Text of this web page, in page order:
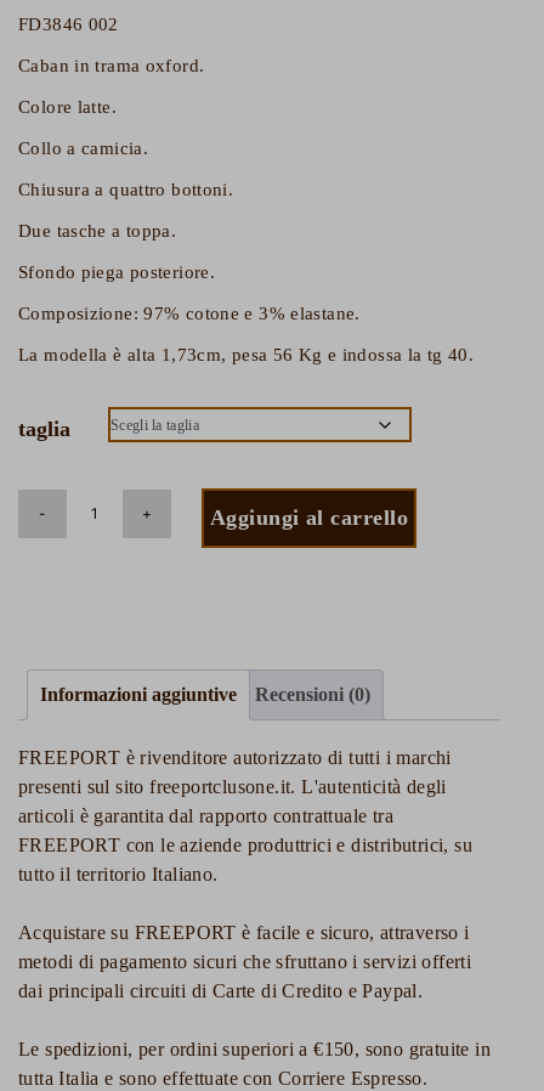
Iscriviti alla Newsletter e ricevi uno sconto del
10% sul tuo primo ordine!
Ottieni lo sconto e rimani aggiornato su tutte le ultime
Uomo Donna
Ho letto e sono d'accordo con con laPrivacy Policy
Lo sconto non è cumulabile con altre promozioni ed è valido
era:
328,00 €.
è:
FD3846 002
Caban in trama oxford.
Colore latte.
Collo a camicia.
Chiusura a quattro bottoni.
Due tasche a toppa.
Sfondo piega posteriore.
Composizione: 97% cotone e 3% elastane.
La modella è alta 1,73cm, pesa 56 Kg e indossa la tg 40.
taglia
Aggiungi al carrello
Informazioni aggiuntive Recensioni (0)
FREEPORT è rivenditore autorizzato di tutti i marchi
presenti sul sito freeportclusone.it. L'autenticità degli
articoli è garantita dal rapporto contrattuale tra
FREEPORT con le aziende produttrici e distributrici, su
tutto il territorio Italiano.
Acquistare su FREEPORT è facile e sicuro, attraverso i
metodi di pagamento sicuri che sfruttano i servizi offerti
dai principali circuiti di Carte di Credito e Paypal.
Le spedizioni, per ordini superiori a €150, sono gratuite in
tutta Italia e sono effettuate con Corriere Espresso.